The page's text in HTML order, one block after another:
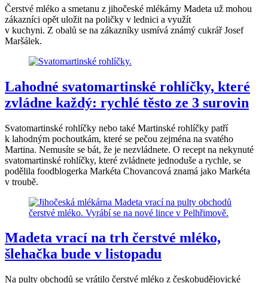
Čerstvé mléko a smetanu z jihočeské mlékárny Madeta už mohou
zákazníci opět uložit na poličky v lednici a využít
v kuchyni. Z obalů se na zákazníky usmívá známý cukrář Josef
Maršálek.
Lahodné svatomartinské rohlíčky, které
zvládne každý: rychlé těsto ze 3 surovin
Svatomartinské rohlíčky nebo také Martinské rohlíčky patří
k lahodným pochoutkám, které se pečou zejména na svatého
Martina. Nemusíte se bát, že je nezvládnete. O recept na nekynuté
svatomartinské rohlíčky, které zvládnete jednoduše a rychle, se
podělila foodblogerka Markéta Chovancová znamá jako Markéta
v troubě.
Madeta vrací na trh čerstvé mléko,
šlehačka bude v listopadu
Na pulty obchodů se vrátilo čerstvé mléko z českobudějovické